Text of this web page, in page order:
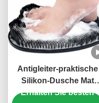
Antigleiter-praktische
Silikon-Dusche Mat
Foot Massage Reusable
Erhalten Sie besten